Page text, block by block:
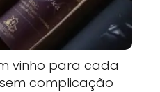
vinho para cada
complicação